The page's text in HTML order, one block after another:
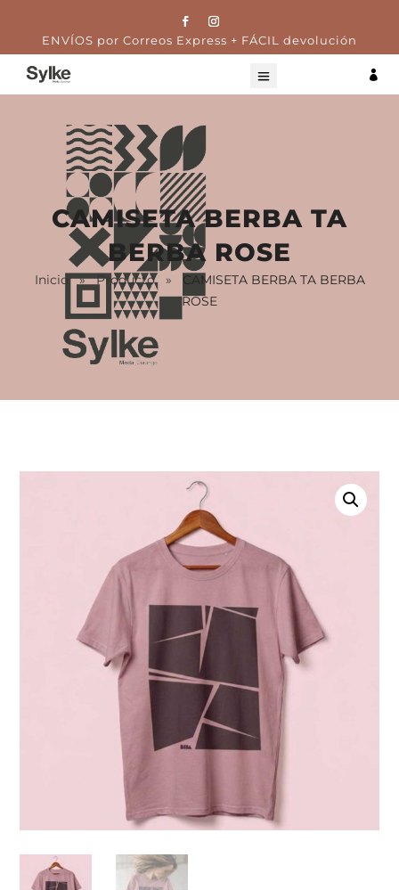
ENVÍOS por Correos Express + FÁCIL devolución

CAMISETA BERBA TA
BERBA ROSE
Inicio »Producto» CAMISETA BERBA TA BERBA
ROSE